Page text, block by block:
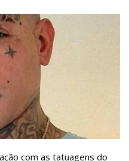
com as tatuagens do